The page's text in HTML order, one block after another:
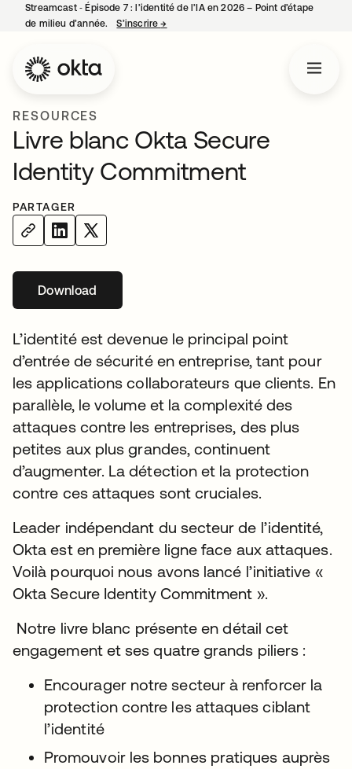
Streamcast ‑ Épisode 7 : l’identité de l’IA en 2026 – Point d’étape
de milieu d’année.
S’inscrire→
RESOURCES
Livre blanc Okta Secure
Identity Commitment
PARTAGER
Download
L’identité est devenue le principal point
d’entrée de sécurité en entreprise, tant pour
les applications collaborateurs que clients. En
parallèle, le volume et la complexité des
attaques contre les entreprises, des plus
petites aux plus grandes, continuent
d’augmenter. La détection et la protection
contre ces attaques sont cruciales.
Leader indépendant du secteur de l’identité,
Okta est en première ligne face aux attaques.
Voilà pourquoi nous avons lancé l’initiative «
Okta Secure Identity Commitment ».
Notre livre blanc présente en détail cet
engagement et ses quatre grands piliers :
Encourager notre secteur à renforcer la
protection contre les attaques ciblant
l’identité
Promouvoir les bonnes pratiques auprès